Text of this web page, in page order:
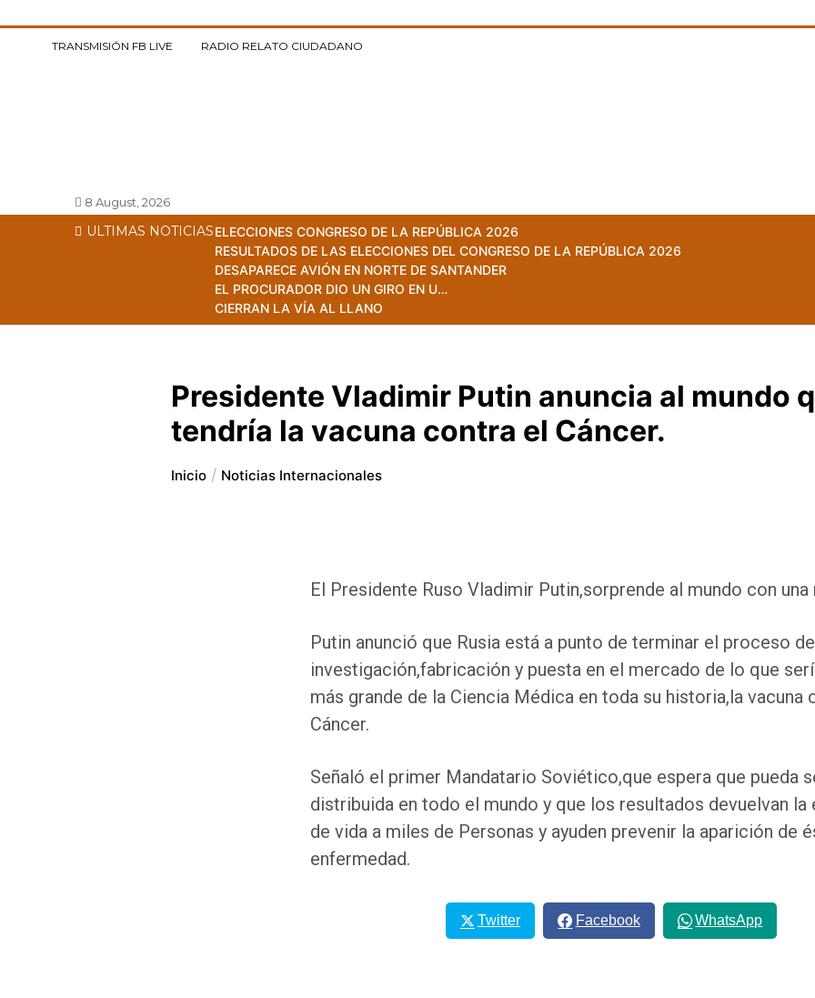
al
contenidoTRANSMISIÓN FB LIVE RADIO RELATO CIUDADANO
8 August, 2026
ULTIMAS NOTICIASELECCIONES CONGRESO DE LA REPÚBLICA 2026
RESULTADOS DE LAS ELECCIONES DEL CONGRESO DE LA REPÚBLICA 2026
DESAPARECE AVIÓN EN NORTE DE SANTANDER
EL PROCURADOR DIO UN GIRO EN U…
CIERRAN LA VÍA AL LLANO
Presidente Vladimir Putin anuncia al mundo
tendría la vacuna contra el Cáncer.
Inicio Noticias Internacionales
El Presidente Ruso Vladimir Putin,sorprende al mundo con
Putin anunció que Rusia está a punto de terminar el proceso de
investigación,fabricación y puesta en el mercado de lo que
más grande de la Ciencia Médica en toda su historia,la vacuna
Cáncer.
Señaló el primer Mandatario Soviético,que espera que pueda
distribuida en todo el mundo y que los resultados devuelvan la
de vida a miles de Personas y ayuden prevenir la aparición de
enfermedad.
Twitter Facebook WhatsApp